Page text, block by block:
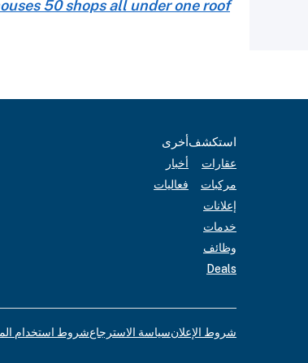
50 shops all under one roof
استكشف
عقارات
مركبات
إعلانات
خدمات
وظائف
Deals
أخرى
أخبار
فعاليات
شروط الإعلانسياسة الاسترجاعشروط استخدام